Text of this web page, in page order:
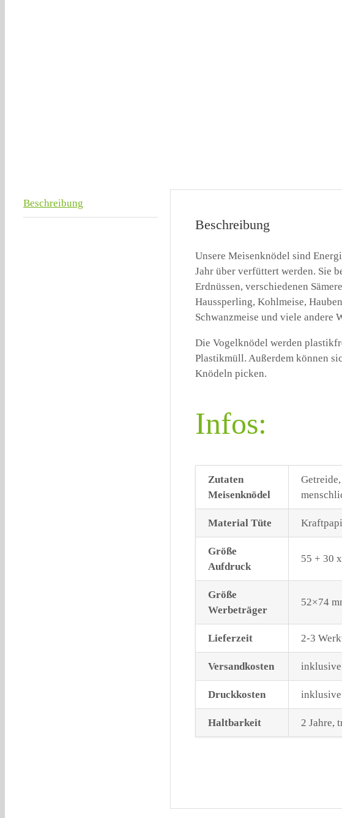
Beschreibung
Beschreibung
Unsere Meisenknödel sind
Jahr über verfüttert werden. Sie
Erdnüssen, verschiedenen
Haussperling, Kohlmeise,
Schwanzmeise und viele andere
Die Vogelknödel werden
Plastikmüll. Außerdem können
Knödeln picken.
Infos:
Zutaten
Meisenknödel
Material Tüte
Größe
Aufdruck
55 + 30
Größe
Werbeträger
52×74
Lieferzeit 2-3
Versandkosten inklusive
Druckkosten inklusive
Haltbarkeit 2 Jahre,